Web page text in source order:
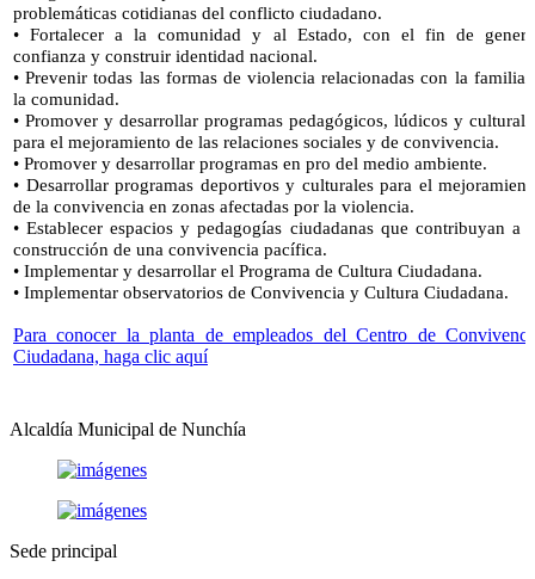
problemáticas cotidianas del conflicto ciudadano.
• Fortalecer a la comunidad y al Estado, con el fin de
confianza y construir identidad nacional.
• Prevenir todas las formas de violencia relacionadas con la familia
la comunidad.
• Promover y desarrollar programas pedagógicos, lúdicos y
para el mejoramiento de las relaciones sociales y de convivencia.
• Promover y desarrollar programas en pro del medio ambiente.
• Desarrollar programas deportivos y culturales para el
de la convivencia en zonas afectadas por la violencia.
• Establecer espacios y pedagogías ciudadanas que contribuyan a
construcción de una convivencia pacífica.
• Implementar y desarrollar el Programa de Cultura Ciudadana.
• Implementar observatorios de Convivencia y Cultura Ciudadana.
Para conocer la planta de empleados del Centro de
Ciudadana, haga clic aquí​
Alcaldía Municipal de Nunchía
Sede principal